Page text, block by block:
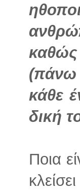
καθώς
(πάνω
κάθε
δική
Ποια